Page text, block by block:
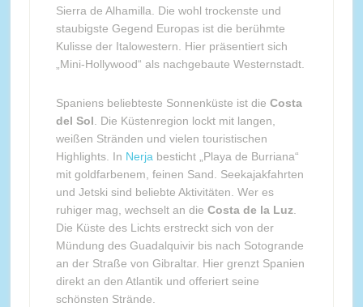
Sierra de Alhamilla. Die wohl trockenste und
staubigste Gegend Europas ist die berühmte
Kulisse der Italowestern. Hier präsentiert sich
„Mini-Hollywood“ als nachgebaute Westernstadt.
Spaniens beliebteste Sonnenküste ist die Costa
del Sol . Die Küstenregion lockt mit langen,
weißen Stränden und vielen touristischen
Highlights. In Nerja besticht „Playa de Burriana“
mit goldfarbenem, feinen Sand. Seekajakfahrten
und Jetski sind beliebte Aktivitäten. Wer es
ruhiger mag, wechselt an die Costa de la Luz
Die Küste des Lichts erstreckt sich von der
Mündung des Guadalquivir bis nach Sotogrande
an der Straße von Gibraltar. Hier grenzt Spanien
direkt an den Atlantik und offeriert seine
schönsten Strände.